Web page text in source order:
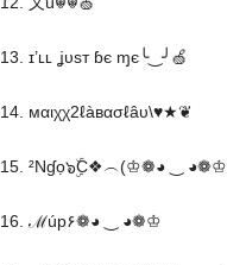
13. ɪ’ʟʟ ʝυѕт ɓє ɱє╰‿╯🍏
14. мαιχχ2ℓàвασℓâυ\♥★❦
15. ²Nɠọ๖ۣۜC❖︵(♔❁◕ ‿ ◕❁♔
16. ℳúp۶❁◕ ‿ ◕❁♔